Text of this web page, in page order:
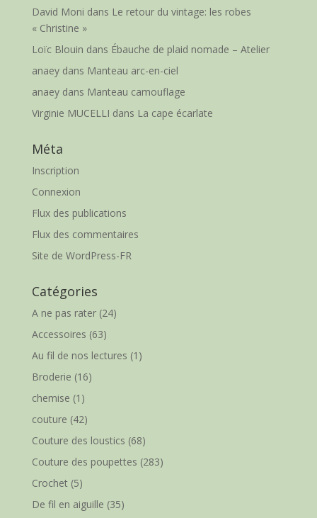
David Moni dans Le retour du vintage: les robes
« Christine »
Loïc Blouin dans Ébauche de plaid nomade – Atelier
anaeydans Manteau arc-en-ciel
anaeydans Manteau camouflage
Virginie MUCELLI dans La cape écarlate
Méta
Inscription
Connexion
Flux des publications
Flux des commentaires
Site de WordPress-FR
Catégories
A ne pas rater(24)
Accessoires (63)
Au fil de nos lectures (1)
Broderie (16)
chemise (1)
couture (42)
Couture des loustics (68)
Couture des poupettes (283)
Crochet(5)
De fil en aiguille (35)